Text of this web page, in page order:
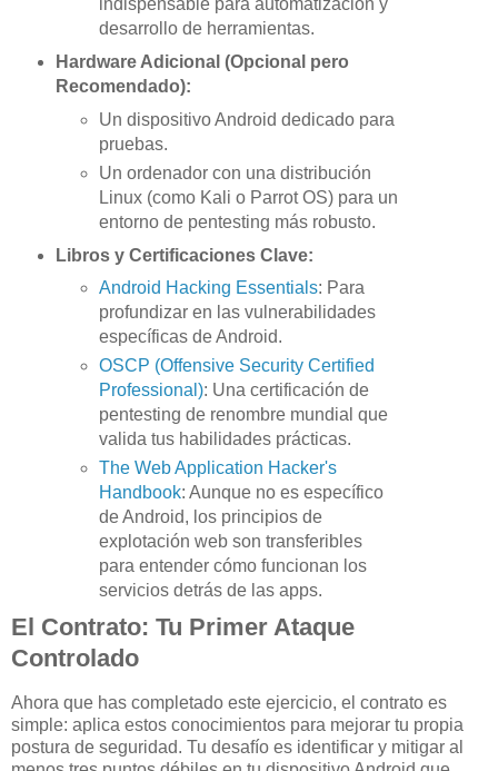
indispensable para automatización y
desarrollo de herramientas.
Hardware Adicional (Opcional pero
Recomendado):
Un dispositivo Android dedicado para
pruebas.
Un ordenador con una distribución
Linux (como Kali o Parrot OS) para un
entorno de pentesting más robusto.
Libros y Certificaciones Clave:
Android Hacking Essentials: Para
profundizar en las vulnerabilidades
específicas de Android.
OSCP (Offensive Security Certified
Professional): Una certificación de
pentesting de renombre mundial que
valida tus habilidades prácticas.
The Web Application Hacker's
Handbook: Aunque no es específico
de Android, los principios de
explotación web son transferibles
para entender cómo funcionan los
servicios detrás de las apps.
El Contrato: Tu Primer Ataque
Controlado
Ahora que has completado este ejercicio, el contrato es
simple: aplica estos conocimientos para mejorar tu propia
postura de seguridad. Tu desafío es identificar y mitigar al